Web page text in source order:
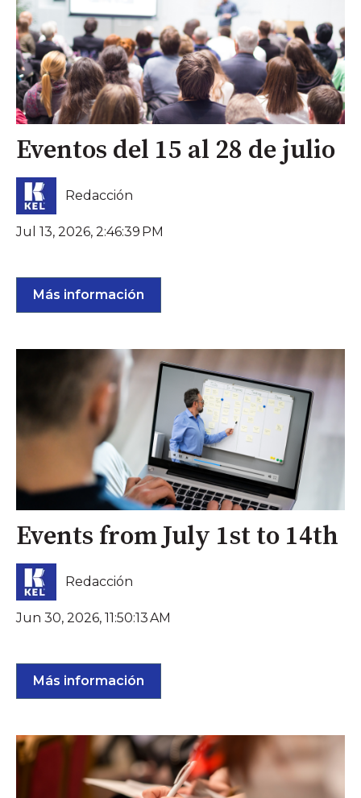
Eventos del 15 al 28 de julio
Redacción
Jul 13, 2026, 2:46:39 PM
Más información
Events from July 1st to 14th
Redacción
Jun 30, 2026, 11:50:13 AM
Más información